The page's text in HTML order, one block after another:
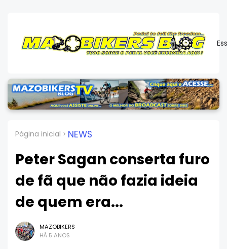
Página inicial NEWS
Peter Sagan conserta furo
de fã que não fazia ideia
de quem era...
MAZOBIKERS
HÁ 5 ANOS